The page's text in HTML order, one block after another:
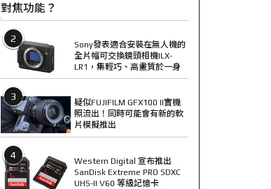
對焦功能？
2
Sony發表適合安裝在無人機的
全片幅可交換鏡頭相機ILX-
LR1，集輕巧、高畫質於一身
3
疑似FUJIFILM GFX100 II實機
照流出！同時可能會有新的軟
片模擬推出
4
Western Digital 宣布推出
SanDisk Extreme PRO SDXC
UHS-II V60 等級記憶卡